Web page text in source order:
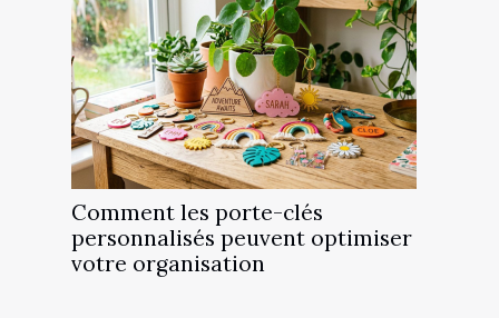
Comment les porte-clés
personnalisés peuvent optimiser
votre organisation